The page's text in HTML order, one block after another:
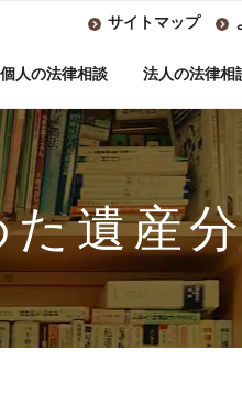
サイトマップ
個人の法律相談 法人の法律相
遺産